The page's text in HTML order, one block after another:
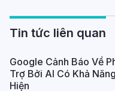
Tin tức liên quan
Google Cảnh Báo Về
Trợ Bởi AI Có Khả
Hiện